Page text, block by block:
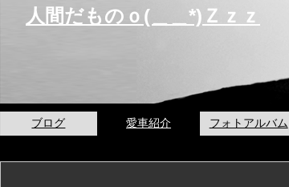
人間だものｏ(＿＿*)Ｚｚｚ
ブログ 愛車紹介 フォトアルバム